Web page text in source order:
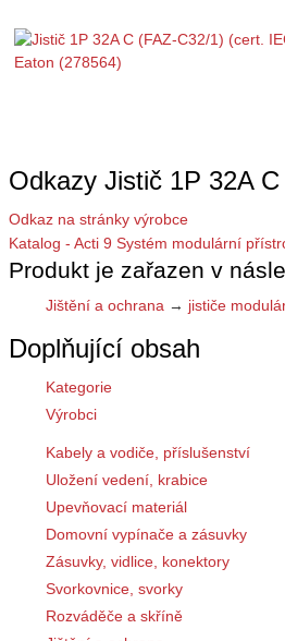
Odkazy Jistič 1P 32A
Odkaz na stránky výrobce
Katalog - Acti 9 Systém modulární
Produkt je zařazen v
Jištění a ochrana → jističe
Doplňující obsah
Kategorie
Výrobci
Kabely a vodiče, příslušenství
Uložení vedení, krabice
Upevňovací materiál
Domovní vypínače a zásuvky
Zásuvky, vidlice, konektory
Svorkovnice, svorky
Rozváděče a skříně